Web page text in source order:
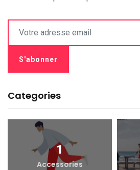
Categories
1
Accessories